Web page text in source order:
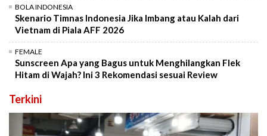
BOLA INDONESIA
Skenario Timnas Indonesia Jika Imbang atau Kalah dari
Vietnam di Piala AFF 2026
FEMALE
Sunscreen Apa yang Bagus untuk Menghilangkan Flek
Hitam di Wajah? Ini 3 Rekomendasi sesuai Review
Terkini